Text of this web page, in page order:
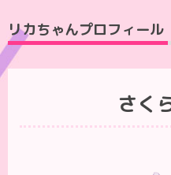
リカちゃんプロフィール
さく